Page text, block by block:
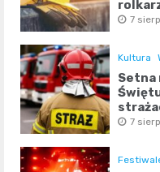
7
Kultura
Setna
7